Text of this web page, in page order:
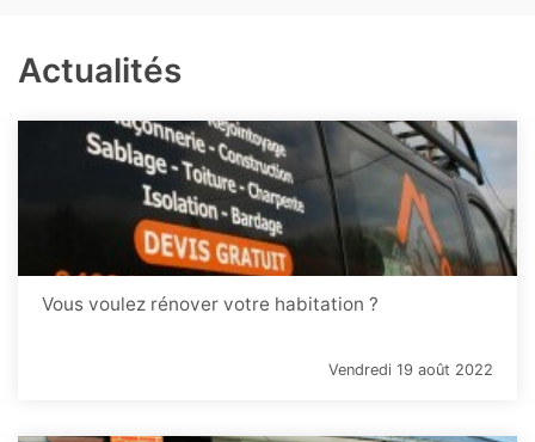
Actualités
Vous voulez rénover votre habitation ?
Vendredi 19 août 2022